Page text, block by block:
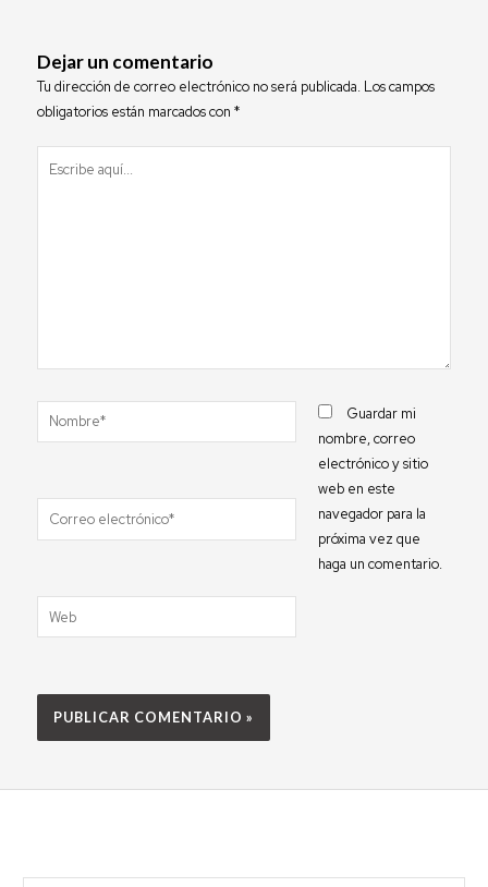
Dejar un comentario
Tu dirección de correo electrónico no será publicada. Los campos
obligatorios están marcados con*
Nombre*
Correo
electrónico*
Web
Guardar mi
nombre, correo
electrónico y sitio
web en este
navegador para la
próxima vez que
haga un comentario.